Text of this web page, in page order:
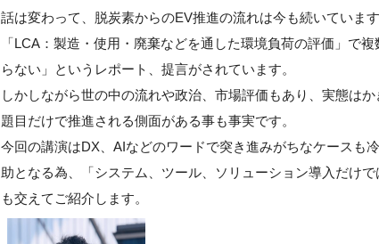
話は変わって、脱炭素からのEV推進の流れは今も続いていま
「LCA：製造・使用・廃棄などを通した環境負荷の評価」で
らない」というレポート、提言がされています。
しかしながら世の中の流れや政治、市場評価もあり、実態は
題目だけで推進される側面がある事も事実です。
今回の講演はDX、AIなどのワードで突き進みがちなケースも
助となる為、「システム、ツール、ソリューション導入だけ
も交えてご紹介します。